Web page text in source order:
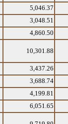
5,046.37
3,048.51
4,860.50
10,301.88
3,437.26
3,688.74
4,199.81
6,051.65